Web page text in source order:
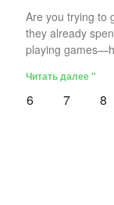
Are you trying to
they already
playing
Читать далее "
6 7 8